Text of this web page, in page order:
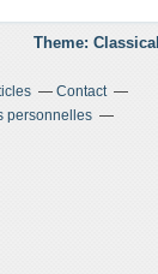
Theme:
Contact
personnelles